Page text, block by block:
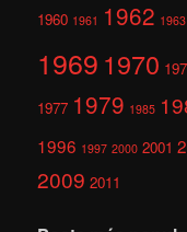
1960 1961 1962 1963
1969 1970
1977 1979 1985
1996 1997 2000 2001
2009 2011